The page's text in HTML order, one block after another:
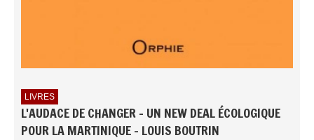
LIVRES
L'AUDACE DE CHANGER - UN NEW DEAL ÉCOLOGIQUE
POUR LA MARTINIQUE - LOUIS BOUTRIN